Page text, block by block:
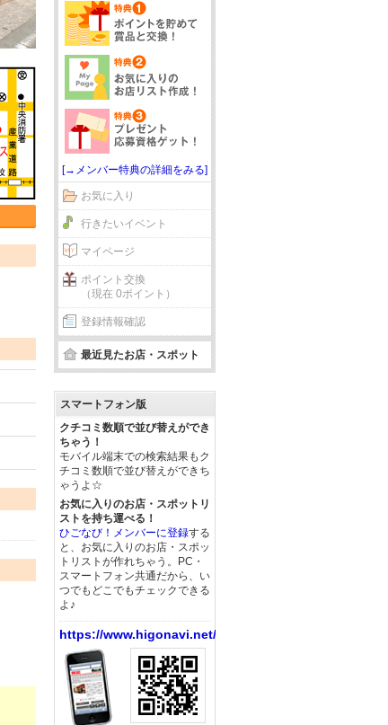
[→メンバー特典の詳細をみる]
お気に入り
行きたいイベント
マイページ
ポイント交換
（現在 0ポイント）
登録情報確認
最近見たお店・スポット
スマートフォン版
クチコミ数順で並び替えができ
ちゃう！
モバイル端末での検索結果もク
チコミ数順で並び替えができち
ゃうよ☆
お気に入りのお店・スポットリ
ストを持ち運べる！
ひごなび！メンバーに登録する
と、お気に入りのお店・スポッ
トリストが作れちゃう。PC・
スマートフォン共通だから、い
つでもどこでもチェックできる
よ♪
https://www.higonavi.net/